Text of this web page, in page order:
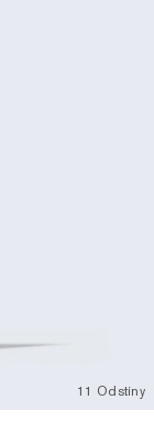
11 Odstíny